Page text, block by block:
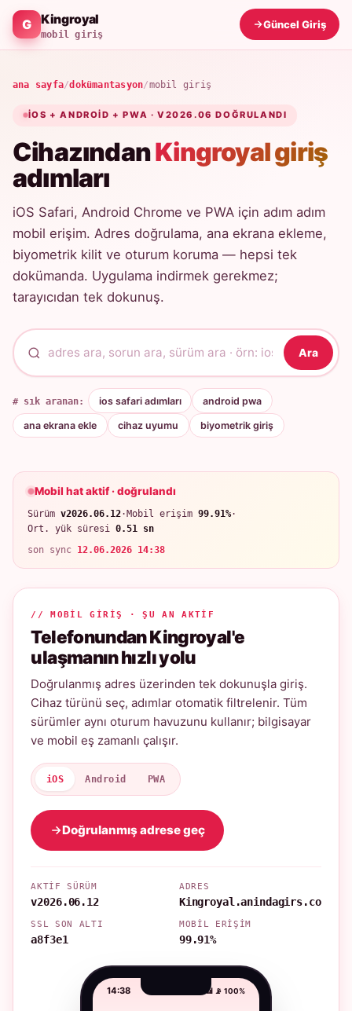
Kingroyal
mobil giriş
Güncel Giriş
ana sayfa/dokümantasyon/mobil giriş
IOS + ANDROID + PWA · V2026.06 DOĞRULANDI
CihazındanKingroyal giriş
adımları
iOS Safari, Android Chrome ve PWA için adım adım
mobil erişim. Adres doğrulama, ana ekrana ekleme,
biyometrik kilit ve oturum koruma — hepsi tek
dokümanda. Uygulama indirmek gerekmez;
tarayıcıdan tek dokunuş.
Ara
# sık aranan: ios safari adımları android pwa
ana ekrana ekle cihaz uyumu biyometrik giriş
Mobil hat aktif · doğrulandı
Sürüm v2026.06.12·Mobil erişim 99.91%·
Ort. yük süresi 0.51 sn
son sync 12.06.2026 14:38
// MOBIL GIRIŞ · ŞU AN AKTIF
Telefonundan Kingroyal'e
ulaşmanın hızlı yolu
Doğrulanmış adres üzerinden tek dokunuşla giriş.
Cihaz türünü seç, adımlar otomatik filtrelenir. Tüm
sürümler aynı oturum havuzunu kullanır; bilgisayar
ve mobil eş zamanlı çalışır.
iOS Android PWA
Doğrulanmış adrese geç
AKTIF SÜRÜM
v2026.06.12
ADRES
Kingroyal.anindagirs.co
SSL SON ALTI
a8f3e1
MOBIL ERIŞIM
99.91%
14:38 📶 📡 100%